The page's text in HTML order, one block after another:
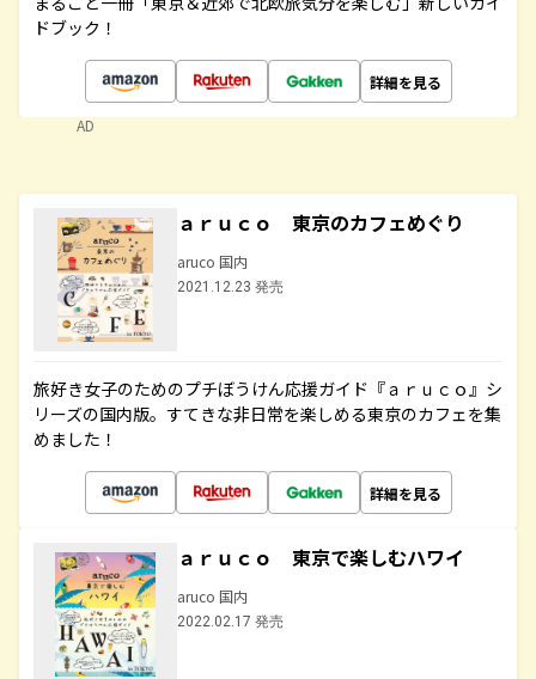
ドブック！
詳細を見る
AD
ａｒｕｃｏ 東京のカフェめぐり
aruco 国内
2021.12.23 発売
旅好き女子のためのプチぼうけん応援ガイド『ａｒｕｃｏ』シ
リーズの国内版。すてきな非日常を楽しめる東京のカフェを集
めました！
詳細を見る
ａｒｕｃｏ 東京で楽しむハワイ
aruco 国内
2022.02.17 発売